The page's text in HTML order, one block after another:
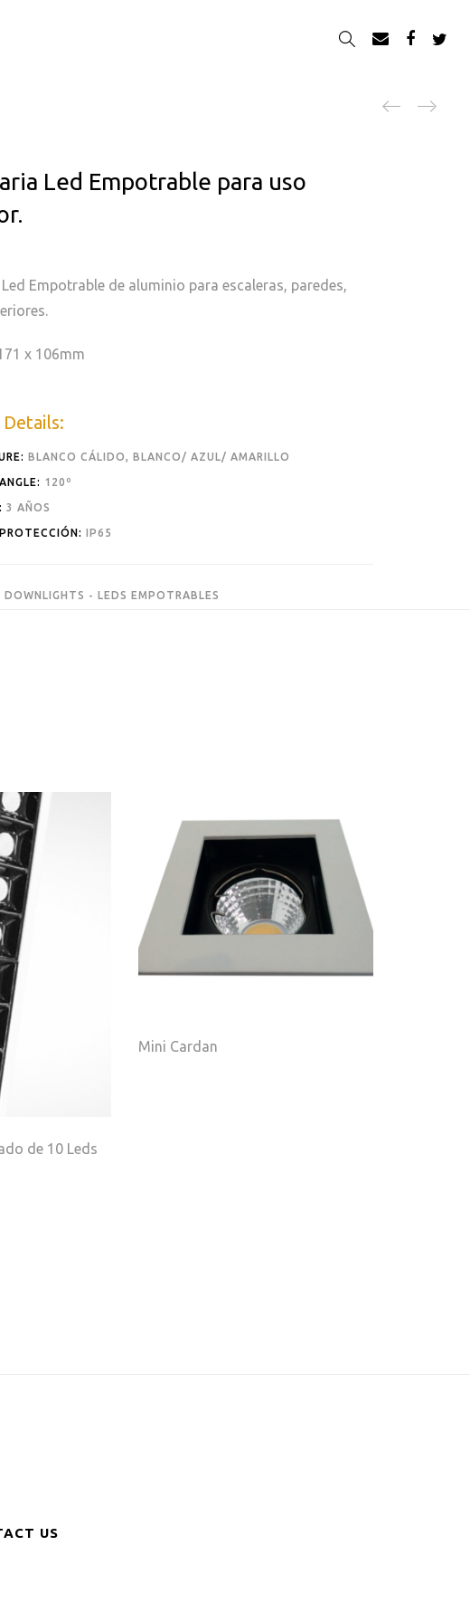
Led Empotrable para uso
Empotrable de aluminio para escaleras, paredes,
x 106mm
BLANCO CÁLIDO, BLANCO/ AZUL/ AMARILLO
120º
3 AÑOS
IP65
DOWNLIGHTS - LEDS EMPOTRABLES
de 10 Leds
Mini Cardan
US